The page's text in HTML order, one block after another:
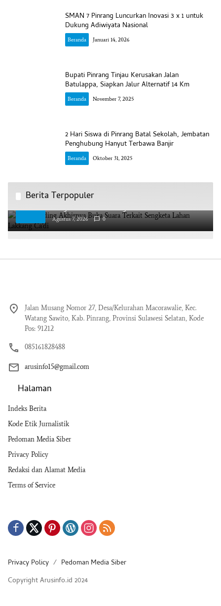
SMAN 7 Pinrang Luncurkan Inovasi 3 x 1 untuk
Dukung Adiwiyata Nasional
Beranda Januari 14, 2026
Bupati Pinrang Tinjau Kerusakan Jalan
Batulappa, Siapkan Jalur Alternatif 14 Km
Beranda November 7, 2025
2 Hari Siswa di Pinrang Batal Sekolah, Jembatan
Penghubung Hanyut Terbawa Banjir
Beranda Oktober 31, 2025
Berita Terpopuler
1
AAS Building Akhirnya Buka Suara Terkait
Sengketa Lahan Lakkang Ca’di
Agustus 7, 2026 0
Jalan Musang Nomor 27, Desa/Kelurahan Macorawalie, Kec.
Watang Sawito, Kab. Pinrang, Provinsi Sulawesi Selatan, Kode
Pos: 91212
085161828488
arusinfo15@gmail.com
Halaman
Indeks Berita
Kode Etik Jurnalistik
Pedoman Media Siber
Privacy Policy
Redaksi dan Alamat Media
Terms of Service
Privacy Policy
Pedoman Media Siber
Copyright Arusinfo.id 2024